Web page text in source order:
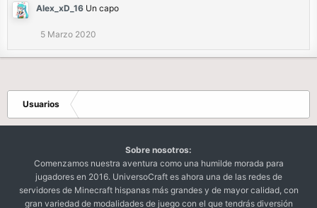
Alex_xD_16 Un capo
5 Marzo 2020
Usuarios
Sobre nosotros:
Comenzamos nuestra aventura como una humilde morada para
jugadores en 2016. UniversoCraft es ahora una de las redes de
servidores de Minecraft hispanas más grandes y de mayor calidad, con
gran variedad de modalidades de juego con el que tendrás diversión